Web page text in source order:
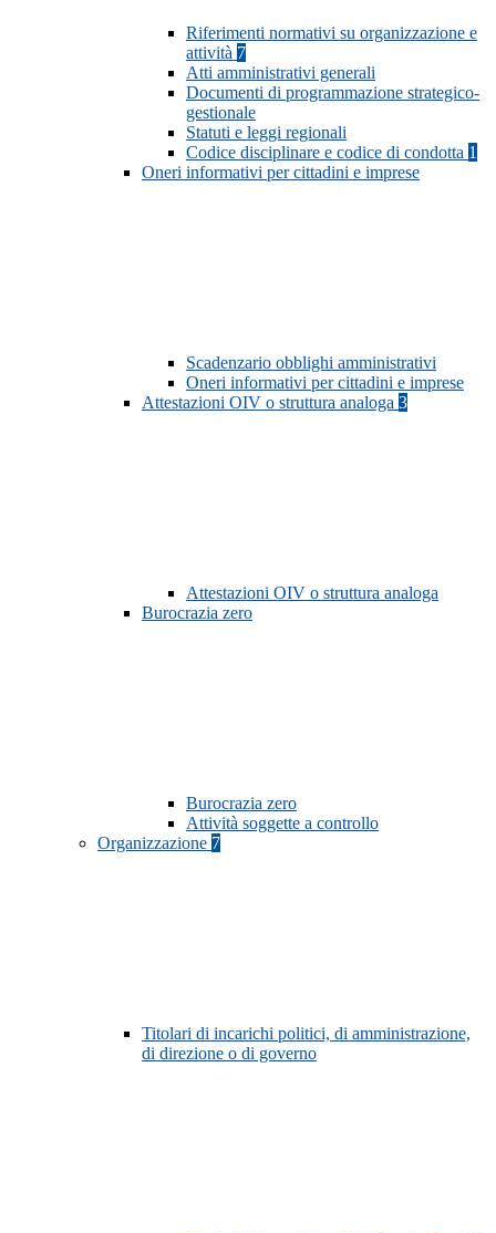
Riferimenti normativi su organizzazione e
attività 7
Atti amministrativi generali
Documenti di programmazione strategico-
gestionale
Statuti e leggi regionali
Codice disciplinare e codice di condotta 1
Oneri informativi per cittadini e imprese
Scadenzario obblighi amministrativi
Oneri informativi per cittadini e imprese
Attestazioni OIV o struttura analoga 3
Attestazioni OIV o struttura analoga
Burocrazia zero
Burocrazia zero
Attività soggette a controllo
Organizzazione 7
Titolari di incarichi politici, di amministrazione,
di direzione o di governo